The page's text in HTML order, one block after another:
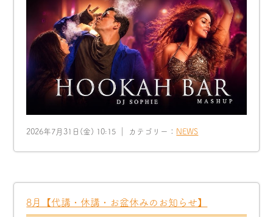
2026年7月31日(金) 10:15 ｜ カテゴリー： NEWS
8月【代講・休講・お盆休みのお知らせ】